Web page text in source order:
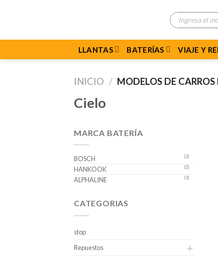
Búsqueda
de
productos
LLANTAS BATERÍAS VIAJE Y
INICIO / MODELOS DE
Cielo
MARCA BATERÍA
BOSCH (2)
HANKOOK (2)
ALPHALINE (1)
CATEGORIAS
stop
Repuestos